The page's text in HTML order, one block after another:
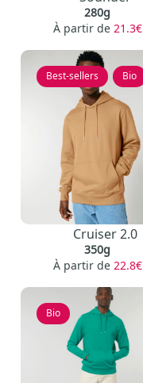
280g
À partir de 21.3€
Best-sellers Bio
Cruiser 2.0
350g
À partir de 22.8€
Bio